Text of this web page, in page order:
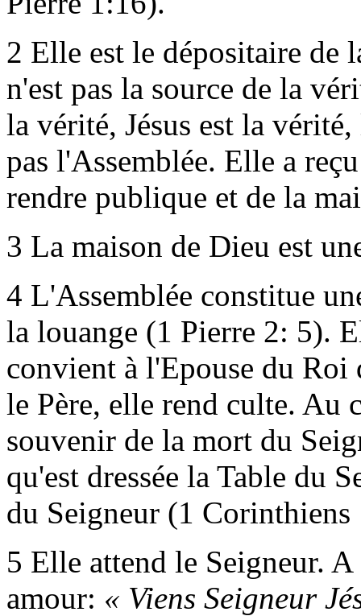
2 Elle est le dépositaire de
n'est pas la source de la
la vérité, Jésus est la
pas l'Assemblée. Elle a
rendre publique et de la
3 La maison de Dieu est
4 L'Assemblée constitue
la louange (1 Pierre 2: 5).
convient à l'Epouse du
le Père, elle rend culte. Au
souvenir de la mort du
qu'est dressée la Table du
du Seigneur (1 Corinthiens
5 Elle attend le Seigneur.
amour: « Viens Seigneur